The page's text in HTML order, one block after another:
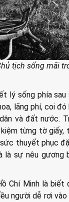
tịch sống mãi
lý sống phía sau
lãng phí, coi
và đất nước.
từng tờ giấy,
thuyết phục
là sự nêu gương
Chí Minh là biết
người dễ rơi